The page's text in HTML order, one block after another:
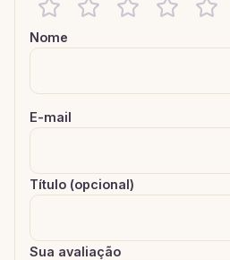
Nome
E-mail
Título (opcional)
Sua avaliação